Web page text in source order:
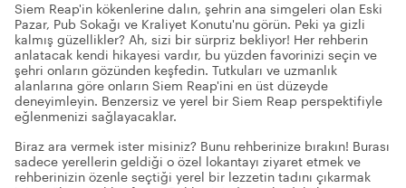
Siem Reap'in kökenlerine dalın, şehrin ana simgeleri olan Eski
Pazar, Pub Sokağı ve Kraliyet Konutu'nu görün. Peki ya gizli
kalmış güzellikler? Ah, sizi bir sürpriz bekliyor! Her rehberin
anlatacak kendi hikayesi vardır, bu yüzden favorinizi seçin ve
şehri onların gözünden keşfedin. Tutkuları ve uzmanlık
alanlarına göre onların Siem Reap'ini en üst düzeyde
deneyimleyin. Benzersiz ve yerel bir Siem Reap perspektifiyle
eğlenmenizi sağlayacaklar.
Biraz ara vermek ister misiniz? Bunu rehberinize bırakın! Burası
sadece yerellerin geldiği o özel lokantayı ziyaret etmek ve
rehberinizin özenle seçtiği yerel bir lezzetin tadını çıkarmak